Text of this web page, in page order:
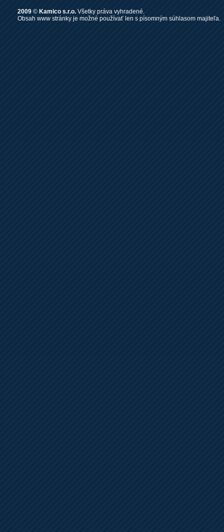
2009 © Kamico s.r.o. Všetky práva vyhradené.
Obsah www stránky je možné používať len s písomným súhlasom majiteľa.